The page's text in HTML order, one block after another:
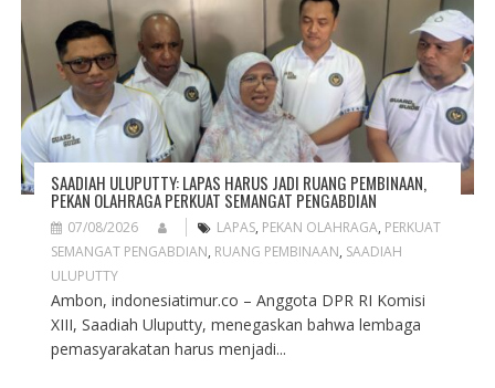
SAADIAH ULUPUTTY: LAPAS HARUS JADI RUANG PEMBINAAN,
PEKAN OLAHRAGA PERKUAT SEMANGAT PENGABDIAN
07/08/2026 LAPAS, PEKAN OLAHRAGA, PERKUAT
SEMANGAT PENGABDIAN, RUANG PEMBINAAN, SAADIAH
ULUPUTTY
Ambon, indonesiatimur.co – Anggota DPR RI Komisi
XIII, Saadiah Uluputty, menegaskan bahwa lembaga
pemasyarakatan harus menjadi...